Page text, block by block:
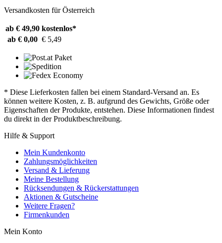
Versandkosten für Österreich
ab € 49,90 kostenlos*
ab € 0,00 € 5,49
* Diese Lieferkosten fallen bei einem Standard-Versand an. Es
können weitere Kosten, z. B. aufgrund des Gewichts, Größe oder
Eigenschaften der Produkte, entstehen. Diese Informationen findest
du direkt in der Produktbeschreibung.
Hilfe & Support
Mein Kundenkonto
Zahlungsmöglichkeiten
Versand & Lieferung
Meine Bestellung
Rücksendungen & Rückerstattungen
Aktionen & Gutscheine
Weitere Fragen?
Firmenkunden
Mein Konto